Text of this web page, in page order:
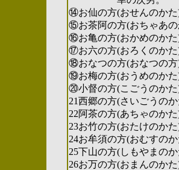
⑭お仙の方(おせんのかた
⑮お茶阿の方(おちゃあ
⑯お亀の方(おかめのかた
⑰お六の方(おろくのかた
⑱おなつの方(おなつの方
⑲お梅の方(おうめのかた
⑳小督の方(こごうのかた
21西郷の方(さいごうの
22阿茶の方(あちゃのかた
23お竹の方(おたけのかた
24お牟須の方(おむすの
25下山の方(しもやまの
26お万の方(おまんのかた